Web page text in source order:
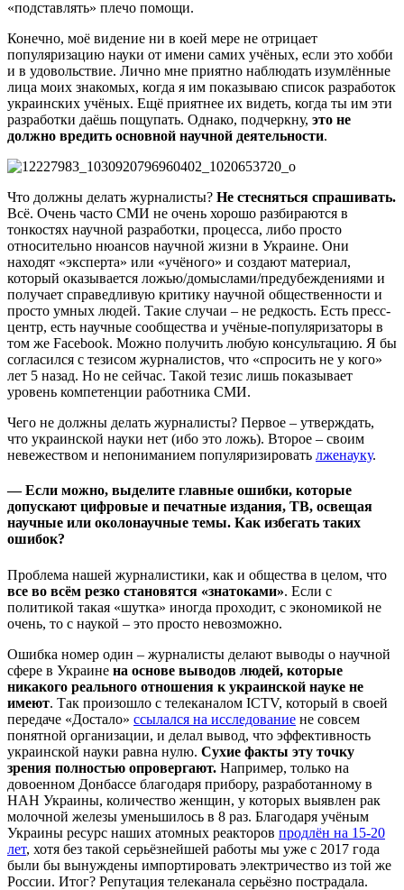
«подставлять» плечо помощи.
Конечно, моё видение ни в коей мере не отрицает
популяризацию науки от имени самих учёных, если это хобби
и в удовольствие. Лично мне приятно наблюдать изумлённые
лица моих знакомых, когда я им показываю список разработок
украинских учёных. Ещё приятнее их видеть, когда ты им эти
разработки даёшь пощупать. Однако, подчеркну, это не
должно вредить основной научной деятельности.
Что должны делать журналисты? Не стесняться спрашивать.
Всё. Очень часто СМИ не очень хорошо разбираются в
тонкостях научной разработки, процесса, либо просто
относительно нюансов научной жизни в Украине. Они
находят «эксперта» или «учёного» и создают материал,
который оказывается ложью/домыслами/предубеждениями и
получает справедливую критику научной общественности и
просто умных людей. Такие случаи – не редкость. Есть пресс-
центр, есть научные сообщества и учёные-популяризаторы в
том же Facebook. Можно получить любую консультацию. Я бы
согласился с тезисом журналистов, что «спросить не у кого»
лет 5 назад. Но не сейчас. Такой тезис лишь показывает
уровень компетенции работника СМИ.
Чего не должны делать журналисты? Первое – утверждать,
что украинской науки нет (ибо это ложь). Второе – своим
невежеством и непониманием популяризировать лженауку.
— Если можно, выделите главные ошибки, которые
допускают цифровые и печатные издания, ТВ, освещая
научные или околонаучные темы. Как избегать таких
ошибок?
Проблема нашей журналистики, как и общества в целом, что
все во всём резко становятся «знатоками». Если с
политикой такая «шутка» иногда проходит, с экономикой не
очень, то с наукой – это просто невозможно.
Ошибка номер один – журналисты делают выводы о научной
сфере в Украине на основе выводов людей, которые
никакого реального отношения к украинской науке не
имеют. Так произошло с телеканалом ICTV, который в своей
передаче «Достало» ссылался на исследование не совсем
понятной организации, и делал вывод, что эффективность
украинской науки равна нулю. Сухие факты эту точку
зрения полностью опровергают. Например, только на
довоенном Донбассе благодаря прибору, разработанному в
НАН Украины, количество женщин, у которых выявлен рак
молочной железы уменьшилось в 8 раз. Благодаря учёным
Украины ресурс наших атомных реакторов продлён на 15-20
лет, хотя без такой серьёзнейшей работы мы уже с 2017 года
были бы вынуждены импортировать электричество из той же
России. Итог? Репутация телеканала серьёзно пострадала.